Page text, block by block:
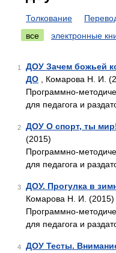
Толкование
все
электронные
1
ДОУ Зачем божьей
ДО , Комарова Н. И.
Программно-
для педагога и
2 ДОУ О спорт, ты
(2015)
Программно-
для педагога и
3 ДОУ. Прогулка в
Комарова Н. И. (2015)
Программно-
для педагога и
4 ДОУ Тесты.